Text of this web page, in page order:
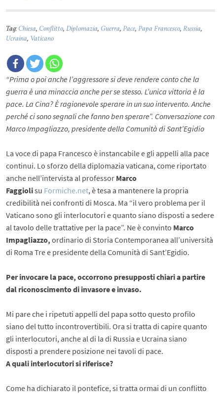
Tag:Chiesa, Conflitto,Diplomazia, Guerra,Pace,Papa Francesco,Russia,
Ucraina, Vaticano
“Prima o poi anche l’aggressore si deve rendere conto che la
guerra è una minaccia anche per se stesso. L’unica vittoria è la
pace. La Cina? È ragionevole sperare in un suo intervento. Anche
perché ci sono segnali che fanno ben sperare”. Conversazione con
Marco Impagliazzo, presidente della Comunità di Sant’Egidio
La voce di papa Francesco è instancabile e gli appelli alla pace
continui. Lo sforzo della diplomazia vaticana, come riportato
anche nell’intervista al professor Marco
Faggiolisu Formiche.net, è tesa a mantenere la propria
credibilità nei confronti di Mosca. Ma “il vero problema per il
Vaticano sono gli interlocutori e quanto siano disposti a sedere
al tavolo delle trattative per la pace”. Ne è convinto Marco
Impagliazzo, ordinario di Storia Contemporanea all’università
di Roma Tre e presidente della Comunità di Sant’Egidio.
Per invocare la pace, occorrono presupposti chiari a partire
dal riconoscimento di invasore e invaso.
Mi pare che i ripetuti appelli del papa sotto questo profilo
siano del tutto incontrovertibili. Ora si tratta di capire quanto
gli interlocutori, anche al di la di Russia e Ucraina siano
disposti a prendere posizione nei tavoli di pace.
A quali interlocutori si riferisce?
Come ha dichiarato il pontefice, si tratta ormai di un conflitto